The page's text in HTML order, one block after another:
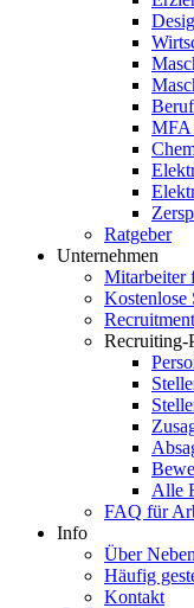
MFA
Ratgeber
Unternehmen
Mitarbeiter
Kostenlose
Recruitment
Recruiting-
Alle
FAQ für
Info
Über
Häufig
Kontakt